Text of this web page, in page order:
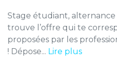
Stage étudiant,
trouve l’offre qui te
proposées par les
! Dépose... Lire plus